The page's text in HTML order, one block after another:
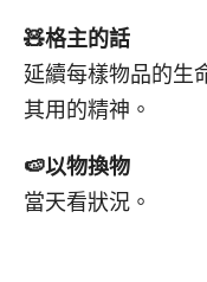
🧸格主的話
延續每樣物品的生
其用的精神。
🍉以物換物
當天看狀況。